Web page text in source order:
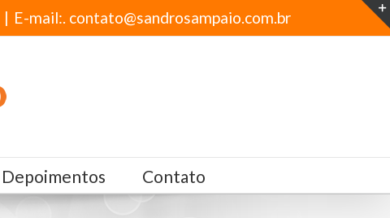
| E-mail:. contato@sandrosampaio.com.br
Depoimentos Contato